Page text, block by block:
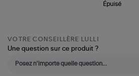
Épuisé
VOTRE CONSEILLÈRE LULLI
Une question sur ce produit ?